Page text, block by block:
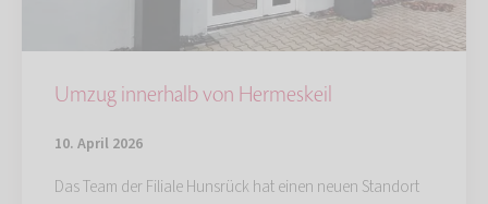
Umzug innerhalb von Hermeskeil
10. April 2026
Das Team der Filiale Hunsrück hat einen neuen Standort